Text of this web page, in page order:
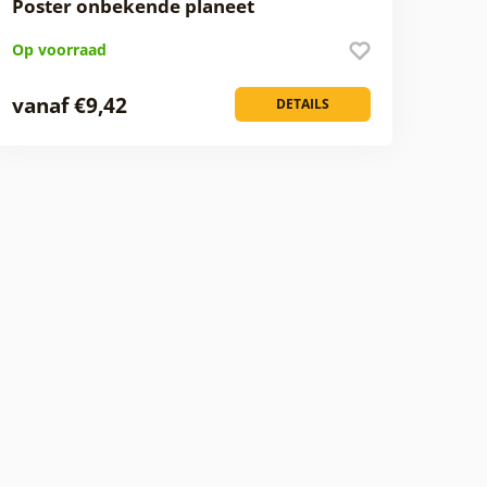
Poster onbekende planeet
Op voorraad
DETAILS
vanaf €9,42